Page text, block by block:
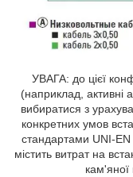
УВАГА: до цієї
(наприклад, активні
вибиратися з
конкретних умов
стандартами UNI-
містить витрат на
кам'яної